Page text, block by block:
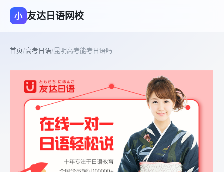
小 友达日语网校
首页/高考日语/昆明高考能考日语吗